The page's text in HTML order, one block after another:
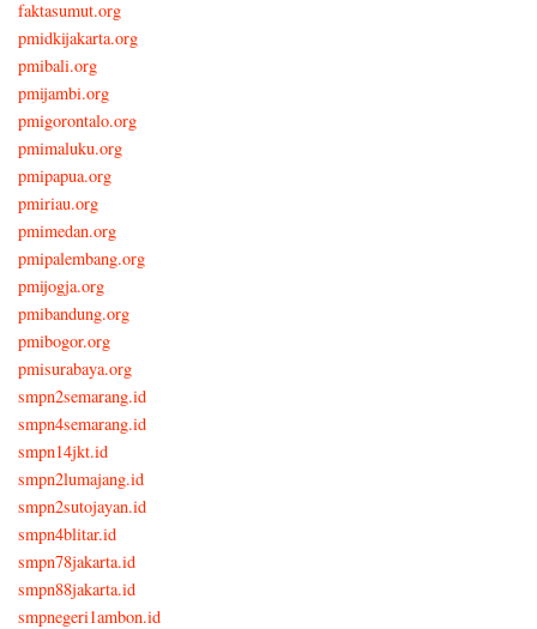
faktasumut.org
pmidkijakarta.org
pmibali.org
pmijambi.org
pmigorontalo.org
pmimaluku.org
pmipapua.org
pmiriau.org
pmimedan.org
pmipalembang.org
pmijogja.org
pmibandung.org
pmibogor.org
pmisurabaya.org
smpn2semarang.id
smpn4semarang.id
smpn14jkt.id
smpn2lumajang.id
smpn2sutojayan.id
smpn4blitar.id
smpn78jakarta.id
smpn88jakarta.id
smpnegeri1ambon.id